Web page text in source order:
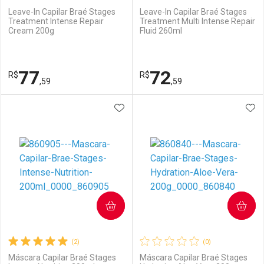
Leave-In Capilar Braé Stages
Treatment Intense Repair
Cream 200g
R$77,59
Laboratório
Por Menos
Leave-In Capilar Braé Stages
Treatment Multi Intense Repair
Fluid 260ml
R$72,59
Laboratório
Por Menos
(2)
Máscara Capilar Braé Stages
ADICIONAR AOS FAVORITOS
COMPRAR
(0)
Máscara Capilar Braé Stages
COMPRAR